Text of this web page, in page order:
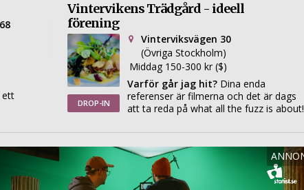
ett
Vintervikens Trädgård - ideell
förening
DROP-IN
Vinterviksvägen 30
(Övriga Stockholm)
Middag 150-300 kr ($)
Varför går jag hit? Dina enda
referenser är filmerna och det är dags
att ta reda på what all the fuzz is about!